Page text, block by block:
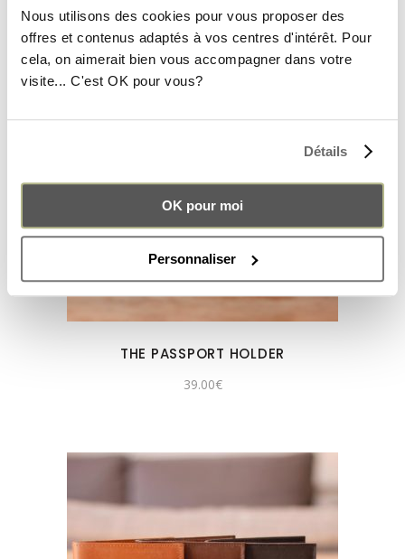
Nous utilisons des cookies pour vous proposer des
offres et contenus adaptés à vos centres d'intérêt. Pour
cela, on aimerait bien vous accompagner dans votre
visite... C'est OK pour vous?
Détails
OK pour moi
Personnaliser
THE PASSPORT HOLDER
39.00€